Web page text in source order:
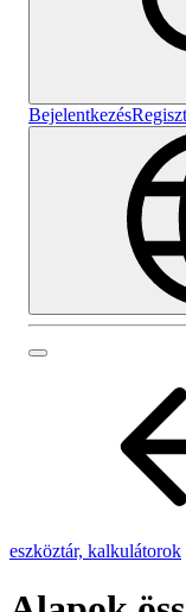
Bejelentkezés
eszköztár, kalkulátorok